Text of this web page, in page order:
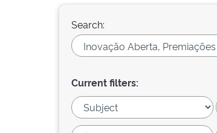
Search:
Current filters: